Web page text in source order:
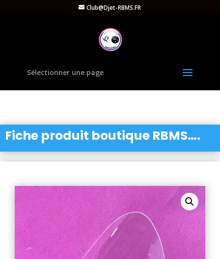
Club@Djet-RBMS.FR
Sélectionner une page
Fiche produit boutique RBMS….